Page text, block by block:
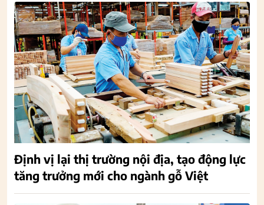
Định vị lại thị trường nội địa, tạo động lực
tăng trưởng mới cho ngành gỗ Việt